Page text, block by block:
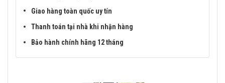
Giao hàng toàn quốc uy tín
Thanh toán tại nhà khi nhận hàng
Bảo hành chính hãng 12 tháng